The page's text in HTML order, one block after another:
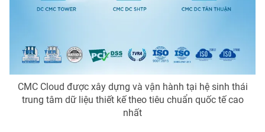
Liên hệ quảng cáo:
024-7300.7108
CMC Cloud được xây dựng và vận hành tại hệ sinh thái
trung tâm dữ liệu thiết kế theo tiêu chuẩn quốc tế cao
nhất